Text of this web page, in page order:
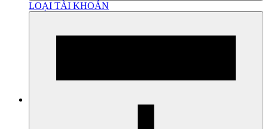
LOẠI TÀI KHOẢN